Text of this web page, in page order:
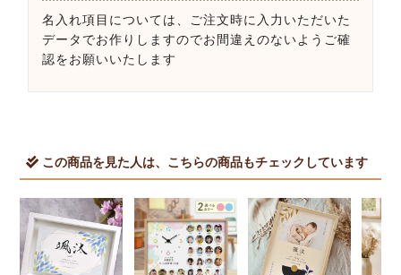
名入れ項目については、ご注文時に入力いただいた
データでお作りしますのでお間違えのないようご確
認をお願いいたします
この商品を見た人は、こちらの商品もチェックしています